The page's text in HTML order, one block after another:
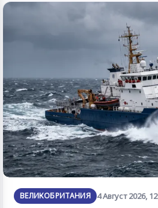
ВЕЛИКОБРИТАНИЯ 4 Август 2026,